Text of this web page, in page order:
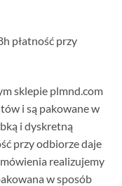
płatność przy
sklepie plmnd.com
i są pakowane w
i dyskretną
przy odbiorze daje
realizujemy
w sposób